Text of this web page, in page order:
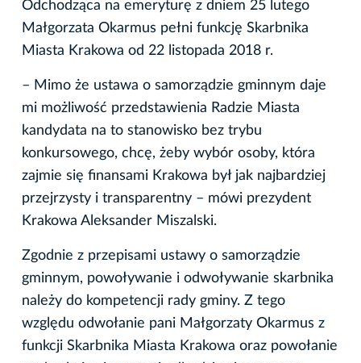
Odchodząca na emeryturę z dniem 25 lutego
Małgorzata Okarmus pełni funkcję Skarbnika
Miasta Krakowa od 22 listopada 2018 r.
– Mimo że ustawa o samorządzie gminnym daje
mi możliwość przedstawienia Radzie Miasta
kandydata na to stanowisko bez trybu
konkursowego, chcę, żeby wybór osoby, która
zajmie się finansami Krakowa był jak najbardziej
przejrzysty i transparentny – mówi prezydent
Krakowa Aleksander Miszalski.
Zgodnie z przepisami ustawy o samorządzie
gminnym, powoływanie i odwoływanie skarbnika
należy do kompetencji rady gminy. Z tego
względu odwołanie pani Małgorzaty Okarmus z
funkcji Skarbnika Miasta Krakowa oraz powołanie